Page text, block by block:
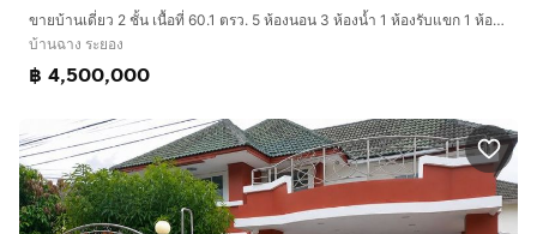
ขายบ้านเดี่ยว 2 ชั้น เนื้อที่ 60.1 ตรว. 5 ห้องนอน 3 ห้องน้ำ 1 ห้องรับแขก 1 ห้องครัว
บ้านฉาง ระยอง
฿ 4,500,000